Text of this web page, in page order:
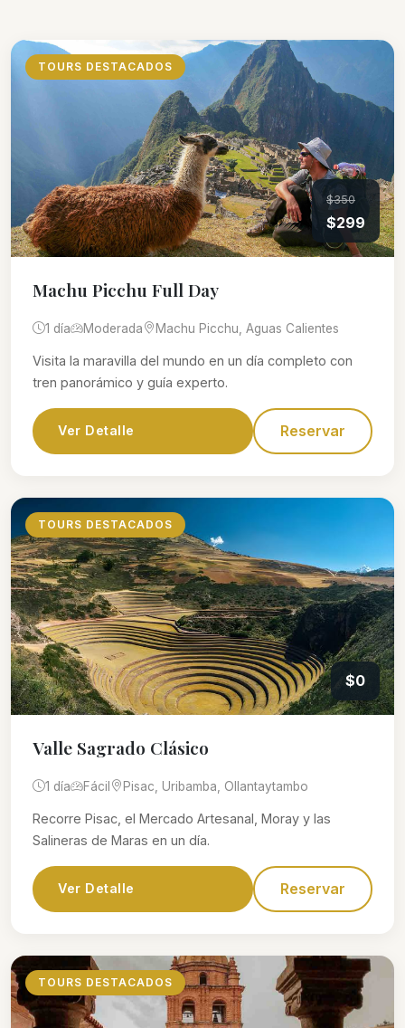
TOURS DESTACADOS
$350
$299
Machu Picchu Full Day
1 día Moderada Machu Picchu, Aguas Calientes
Visita la maravilla del mundo en un día completo con
tren panorámico y guía experto.
Ver Detalle Reservar
TOURS DESTACADOS
$0
Valle Sagrado Clásico
1 día Fácil Pisac, Uribamba, Ollantaytambo
Recorre Pisac, el Mercado Artesanal, Moray y las
Salineras de Maras en un día.
Ver Detalle Reservar
TOURS DESTACADOS